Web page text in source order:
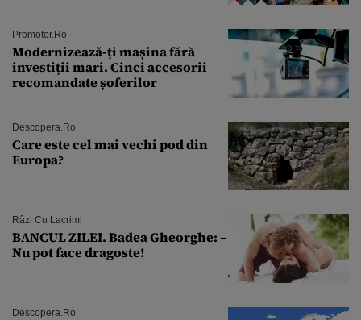
Promotor.ro
Modernizează-ți mașina fără
investiții mari. Cinci accesorii
recomandate șoferilor
Descopera.ro
Care este cel mai vechi pod din
Europa?
Râzi Cu Lacrimi
BANCUL ZILEI. Badea Gheorghe: –
Nu pot face dragoste!
Descopera.ro